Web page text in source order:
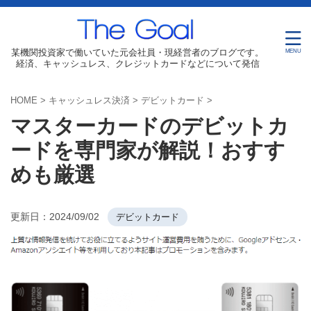
某機関投資家で働いていた元会社員・現経営者のブログです。
経済、キャッシュレス、クレジットカードなどについて発信
HOME > キャッシュレス決済 > デビットカード >
マスターカードのデビットカ
ードを専門家が解説！おすす
めも厳選
更新日： 2024/09/02 デビットカード